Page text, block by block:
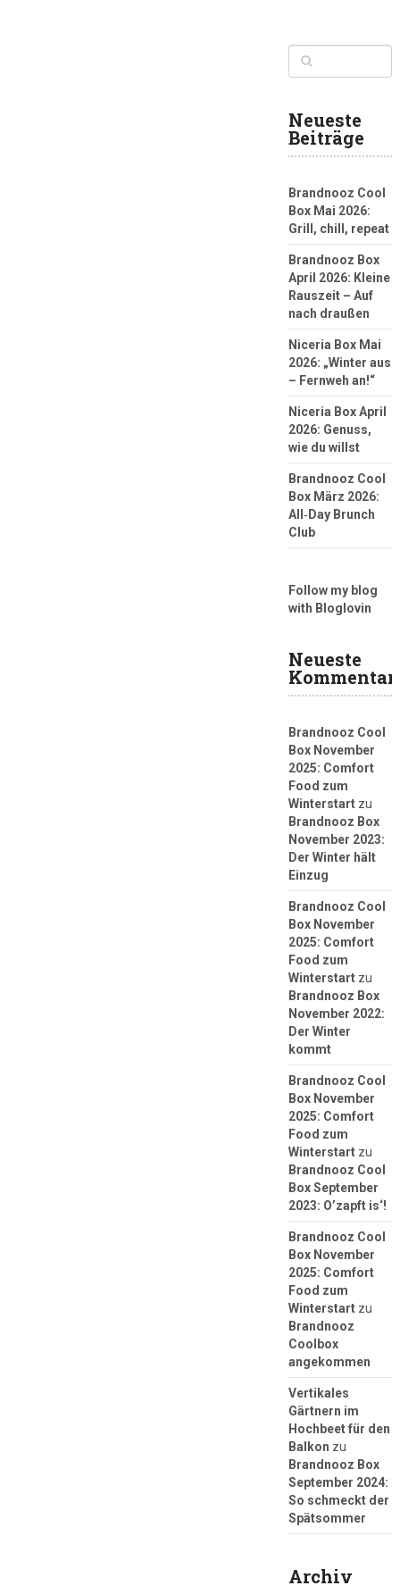
Neueste
Beiträge
Brandnooz Cool
Box Mai 2026:
Grill, chill, repeat
Brandnooz Box
April 2026: Kleine
Rauszeit – Auf
nach draußen
Niceria Box Mai
2026: „Winter aus
– Fernweh an!“
Niceria Box April
2026: Genuss,
wie du willst
Brandnooz Cool
Box März 2026:
All‑Day Brunch
Club
Follow my blog
with Bloglovin
Neueste
Brandnooz Cool
Box November
2025: Comfort
Food zum
Winterstartzu
Brandnooz Box
November 2023:
Der Winter hält
Einzug
Brandnooz Cool
Box November
2025: Comfort
Food zum
Winterstartzu
Brandnooz Box
November 2022:
Der Winter
kommt
Brandnooz Cool
Box November
2025: Comfort
Food zum
Winterstartzu
Brandnooz Cool
Box September
2023: O’zapft is‘!
Brandnooz Cool
Box November
2025: Comfort
Food zum
Winterstartzu
Brandnooz
Coolbox
angekommen
Vertikales
Gärtnern im
Hochbeet für den
Balkon zu
Brandnooz Box
September 2024:
So schmeckt der
Spätsommer
Archiv